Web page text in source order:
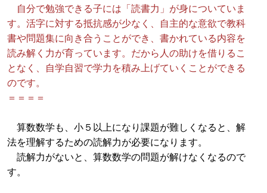
自分で勉強できる子には「読書力」が身についていま
す。活字に対する抵抗感が少なく、自主的な意欲で教科
書や問題集に向き合うことができ、書かれている内容を
読み解く力が育っています。だから人の助けを借りるこ
となく、自学自習で学力を積み上げていくことができる
のです。
＝＝＝＝
算数数学も、小５以上になり課題が難しくなると、解
法を理解するための読解力が必要になります。
読解力がないと、算数数学の問題が解けなくなるので
す。